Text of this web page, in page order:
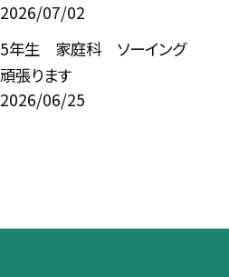
2026/07/02
5年生 家庭科 ソーイング
頑張ります
2026/06/25